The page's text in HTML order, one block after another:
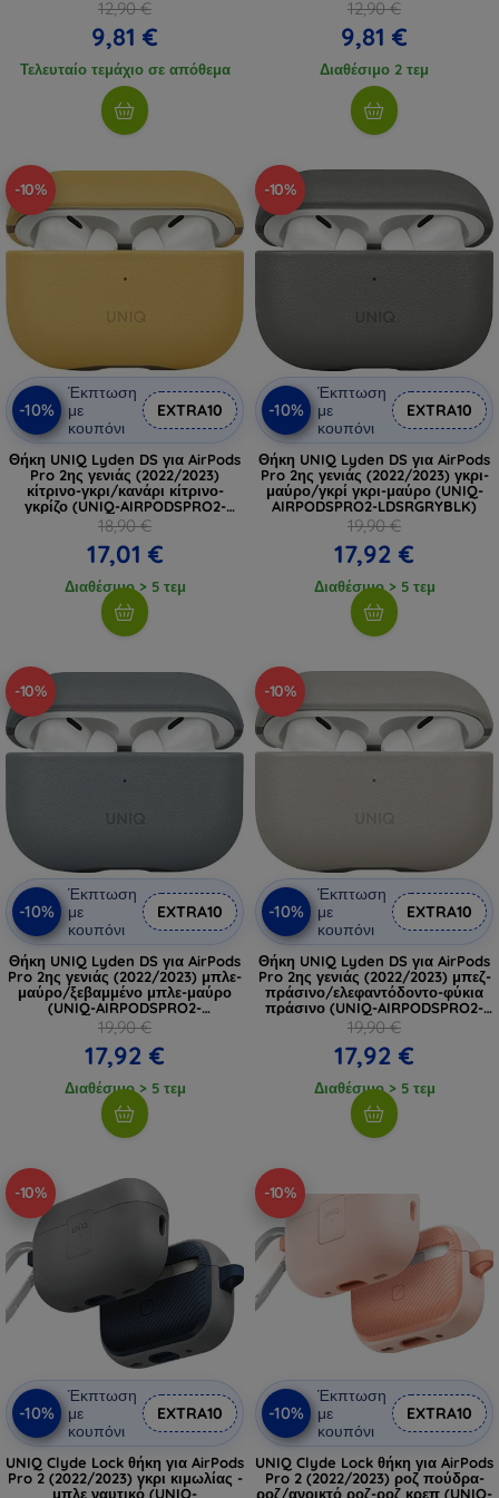
12,90 €
9,81 €
Τελευταίο τεμάχιο σε απόθεμα
12,90 €
9,81 €
Διαθέσιμο 2 τεμ
-10%
-10%
Έκπτωση
με
κουπόνι
EXTRA10
Θήκη UNIQ Lyden DS για AirPods
Pro 2ης γενιάς (2022/2023)
κίτρινο-γκρι/κανάρι κίτρινο-
γκρίζο (UNIQ-AIRPODSPRO2-
LDSCYELFGRY)
18,90 €
17,01 €
Διαθέσιμο > 5 τεμ
-10%
-10%
Έκπτωση
με
κουπόνι
EXTRA10
Θήκη UNIQ Lyden DS για AirPods
Pro 2ης γενιάς (2022/2023) γκρι-
μαύρο/γκρί γκρι-μαύρο (UNIQ-
AIRPODSPRO2-LDSRGRYBLK)
19,90 €
17,92 €
Διαθέσιμο > 5 τεμ
-10%
-10%
Έκπτωση
με
κουπόνι
EXTRA10
Θήκη UNIQ Lyden DS για AirPods
Pro 2ης γενιάς (2022/2023) μπλε-
μαύρο/ξεβαμμένο μπλε-μαύρο
(UNIQ-AIRPODSPRO2-
LDSWBLUBLK)
19,90 €
17,92 €
Διαθέσιμο > 5 τεμ
-10%
-10%
Έκπτωση
με
κουπόνι
EXTRA10
Θήκη UNIQ Lyden DS για AirPods
Pro 2ης γενιάς (2022/2023) μπεζ-
πράσινο/ελεφαντόδοντο-φύκια
πράσινο (UNIQ-AIRPODSPRO2-
LDSIVYLGRN)
19,90 €
17,92 €
Διαθέσιμο > 5 τεμ
-10%
-10%
Έκπτωση
με
κουπόνι
EXTRA10
UNIQ Clyde Lock θήκη για AirPods
Pro 2 (2022/2023) γκρι κιμωλίας -
μπλε ναυτικό (UNIQ-
-10%
-10%
Έκπτωση
με
κουπόνι
EXTRA10
UNIQ Clyde Lock θήκη για AirPods
Pro 2 (2022/2023) ροζ πούδρα-
ροζ/ανοικτό ροζ-ροζ κρεπ (UNIQ-